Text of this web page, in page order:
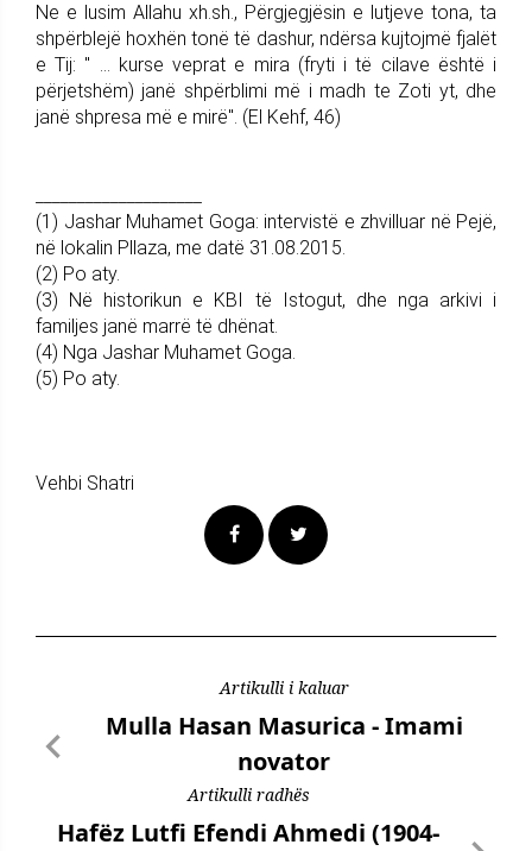
Ne e lusim Allahu xh.sh., Përgjegjësin e lutjeve tona, ta
shpërblejë hoxhën tonë të dashur, ndërsa kujtojmë fjalët
e Tij: " ... kurse veprat e mira (fryti i të cilave është i
përjetshëm) janë shpërblimi më i madh te Zoti yt, dhe
janë shpresa më e mirë". (El Kehf, 46)
(1) Jashar Muhamet Goga: intervistë e zhvilluar në Pejë,
në lokalin Pllaza, me datë 31.08.2015.
(2) Po aty.
(3) Në historikun e KBI të Istogut, dhe nga arkivi i
familjes janë marrë të dhënat.
(4) Nga Jashar Muhamet Goga.
(5) Po aty.
Vehbi Shatri
Artikulli i kaluar
Mulla Hasan Masurica - Imami
novator
Artikulli radhës
Hafëz Lutfi Efendi Ahmedi (1904-